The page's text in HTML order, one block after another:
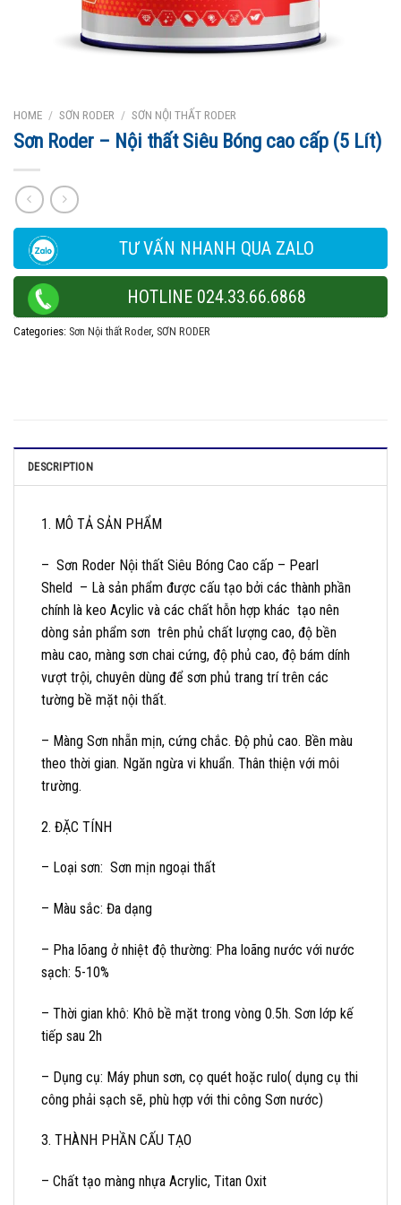
HOME / SƠN RODER / SƠN NỘI THẤT RODER
Sơn Roder – Nội thất Siêu Bóng cao cấp (5 Lít)
TƯ VẤN NHANH QUA ZALO
HOTLINE 024.33.66.6868
Categories: Sơn Nội thất Roder, SƠN RODER
DESCRIPTION
1. MÔ TẢ SẢN PHẨM
– Sơn Roder Nội thất Siêu Bóng Cao cấp – Pearl
Sheld – Là sản phẩm được cấu tạo bởi các thành phần
chính là keo Acylic và các chất hỗn hợp khác tạo nên
dòng sản phẩm sơn trên phủ chất lượng cao, độ bền
màu cao, màng sơn chai cứng, độ phủ cao, độ bám dính
vượt trội, chuyên dùng để sơn phủ trang trí trên các
tường bề mặt nội thất.
– Màng Sơn nhẵn mịn, cứng chắc. Độ phủ cao. Bền màu
theo thời gian. Ngăn ngừa vi khuẩn. Thân thiện với môi
trường.
2. ĐẶC TÍNH
– Loại sơn: Sơn mịn ngoại thất
– Màu sắc: Đa dạng
– Pha lõang ở nhiệt độ thường: Pha loãng nước với nước
sạch: 5-10%
– Thời gian khô: Khô bề mặt trong vòng 0.5h. Sơn lớp kế
tiếp sau 2h
– Dụng cụ: Máy phun sơn, cọ quét hoặc rulo( dụng cụ thi
công phải sạch sẽ, phù hợp với thi công Sơn nước)
3. THÀNH PHẦN CẤU TẠO
– Chất tạo màng nhựa Acrylic, Titan Oxit